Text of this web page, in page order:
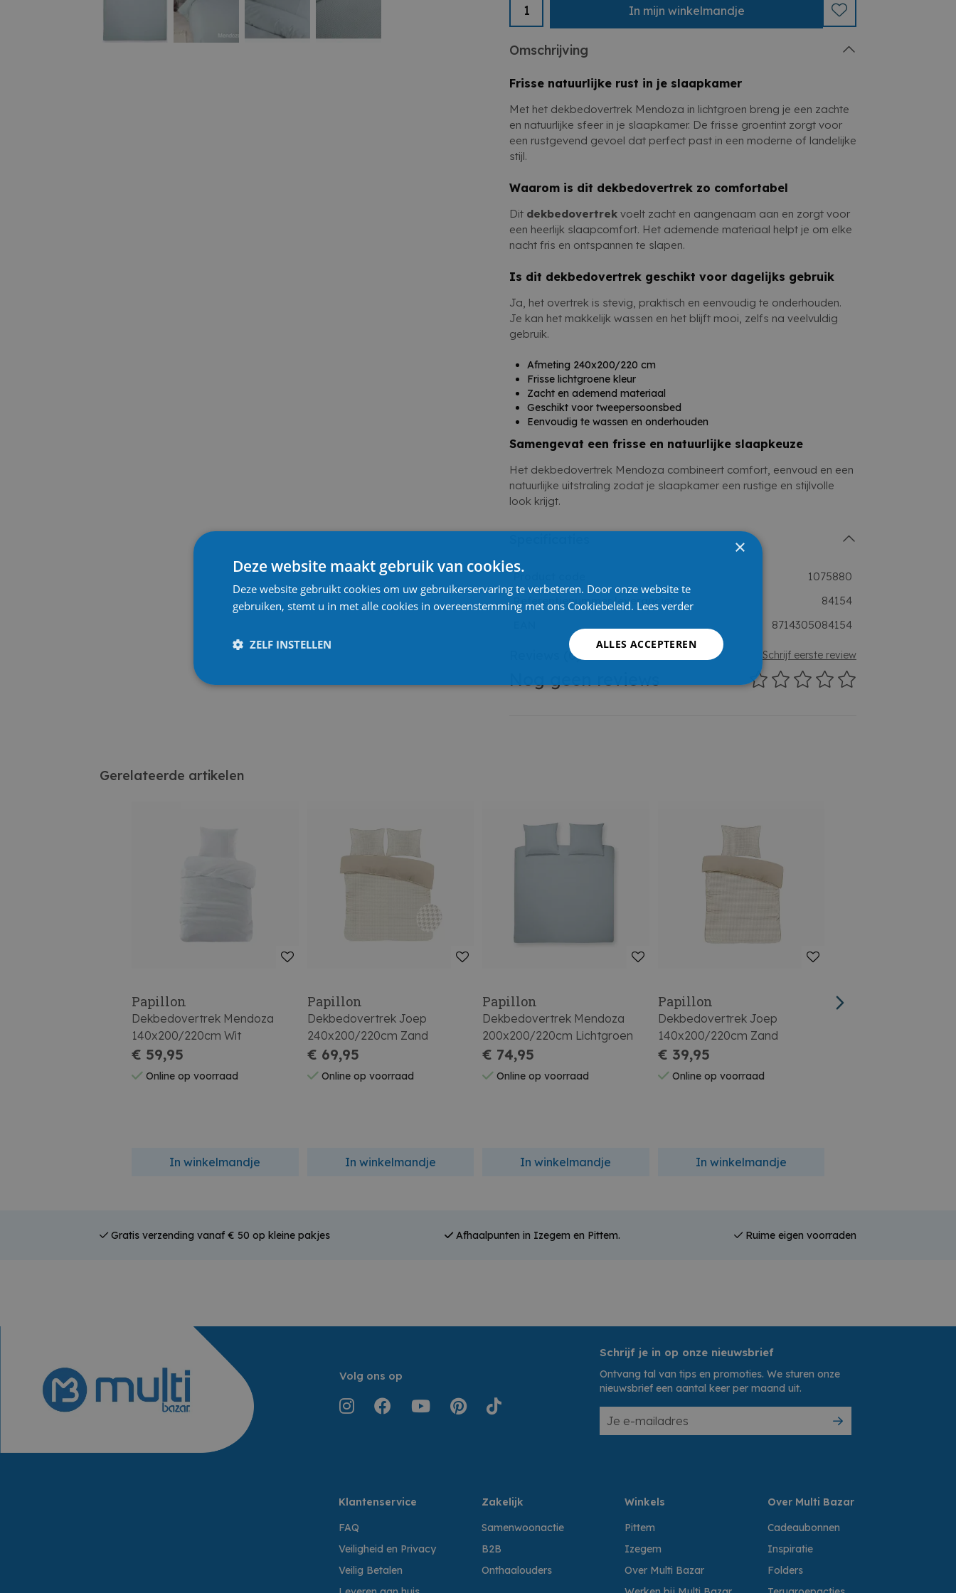
Eenvoudig te wassen en onderhouden
Het dekbedovertrek Mendoza combineert comfort, eenvoud en
een natuurlijke uitstraling zodat je slaapkamer een rustige en
stijlvolle look krijgt.
In mijn winkelmandje
Omschrijving
Frisse natuurlijke rust in je slaapkamer
Met het dekbedovertrek Mendoza in lichtgroen breng je een zachte
en natuurlijke sfeer in je slaapkamer. De frisse groentint zorgt voor
een rustgevend gevoel dat perfect past in een moderne of landelijke
stijl.
Waarom is dit dekbedovertrek zo comfortabel
Dit dekbedovertrek voelt zacht en aangenaam aan en zorgt voor
een heerlijk slaapcomfort. Het ademende materiaal helpt je om elke
nacht fris en ontspannen te slapen.
Is dit dekbedovertrek geschikt voor dagelijks gebruik
Ja, het overtrek is stevig, praktisch en eenvoudig te onderhouden.
Je kan het makkelijk wassen en het blijft mooi, zelfs na veelvuldig
gebruik.
Afmeting 240x200/220 cm
Frisse lichtgroene kleur
Zacht en ademend materiaal
Geschikt voor tweepersoonsbed
Eenvoudig te wassen en onderhouden
Samengevat een frisse en natuurlijke slaapkeuze
Het dekbedovertrek Mendoza combineert comfort, eenvoud en een
natuurlijke uitstraling zodat je slaapkamer een rustige en stijlvolle
look krijgt.
1075880
Referentienummer leverancier
84154
8714305084154
(0) Schrijf eerste review
Nog geen reviews
Gerelateerde artikelen
Papillon
Dekbedovertrek Mendoza
140x200/220cm Wit
€ 59,95
Online op voorraad
In winkelmandje
Papillon
Dekbedovertrek Joep
240x200/220cm Zand
€ 69,95
Online op voorraad
In winkelmandje
Papillon
Dekbedovertrek Mendoza
200x200/220cm Lichtgroen
€ 74,95
Online op voorraad
In winkelmandje
Papillon
Dekbedovertrek Joep
140x200/220cm Zand
€ 39,95
Online op voorraad
In winkelmandje
Papillon
Gratis verzending vanaf € 50 op kleine pakjes Afhaalpunten in Izegem en Pittem. Ruime eigen voorraden
Volg ons op
Schrijf je in op onze nieuwsbrief
Ontvang tal van tips en promoties. We sturen onze
nieuwsbrief een aantal keer per maand uit.
Klantenservice
FAQ
Veiligheid en Privacy
Veilig Betalen
Zakelijk
Samenwoonactie
B2B
Onthaalouders
Winkels
Pittem
Izegem
Over Multi Bazar
Over Multi Bazar
Cadeaubonnen
Inspiratie
Folders
×
Deze website maakt gebruik van cookies.
Deze website gebruikt cookies om uw gebruikerservaring te verbeteren. Door onze website te
gebruiken, stemt u in met alle cookies in overeenstemming met ons Cookiebeleid. Lees verder
ALLES ACCEPTEREN
ZELF INSTELLEN